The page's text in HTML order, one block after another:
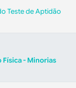
Teste de Aptidão
Física - Minorias